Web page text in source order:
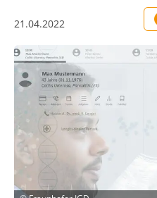
21.04.2022